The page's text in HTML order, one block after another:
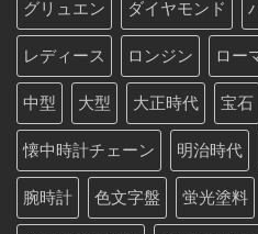
グリュエン ダイヤモンド
レディース ロンジン ロー
中型 大型 大正時代 宝石
懐中時計チェーン 明治時代
腕時計 色文字盤 蛍光塗料